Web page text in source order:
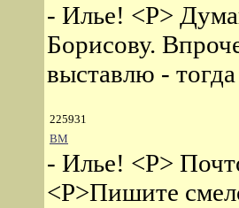
- Илье! <P>
Борисову.
выставлю -
225931
ВМ
- Илье! <P>
<P>Пишите